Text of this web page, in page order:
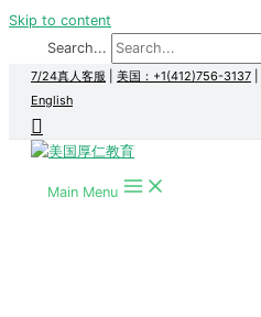
Skip to content
Search...
7/24真人客服 美国：+1(412)756-3137
English
Main Menu